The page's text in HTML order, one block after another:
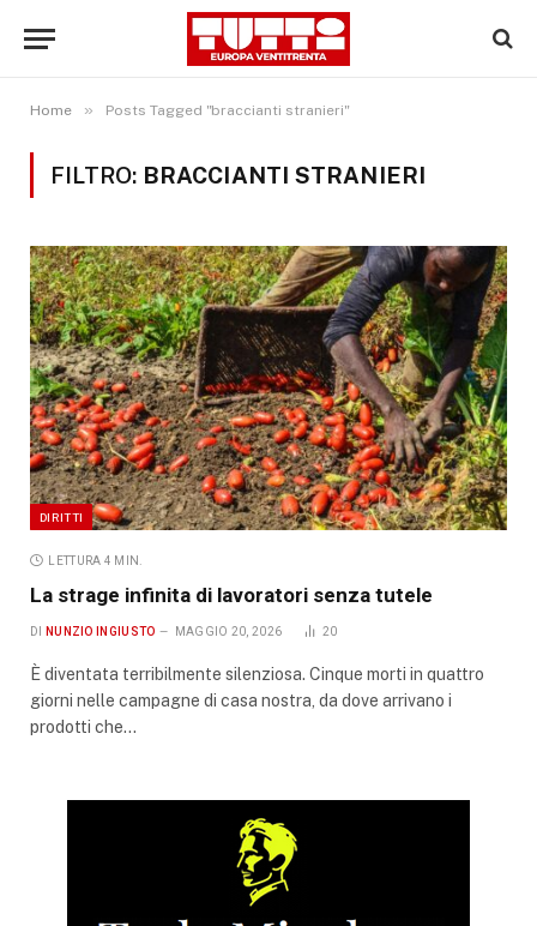
Home » Posts Tagged "braccianti stranieri"
FILTRO: BRACCIANTI STRANIERI
DIRITTI
LETTURA 4 MIN.
La strage infinita di lavoratori senza tutele
DI NUNZIO INGIUSTO MAGGIO 20, 2026 20
È diventata terribilmente silenziosa. Cinque morti in quattro
giorni nelle campagne di casa nostra, da dove arrivano i
prodotti che…